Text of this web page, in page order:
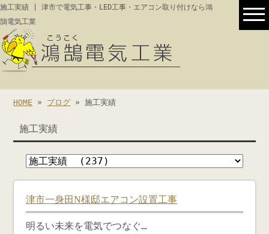
施工実績 | 津市で電気工事・LED工事・エアコン取り付けなら鴻
鵠電気工業
HOME » ブログ » 施工実績
施工実績
津市一身田N様邸エアコン設置工事
明るい未来を電気でつなぐ…